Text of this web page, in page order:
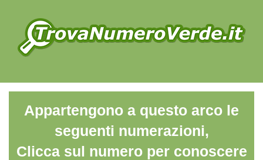
Appartengono a questo arco le
seguenti numerazioni,
Clicca sul numero per conoscere